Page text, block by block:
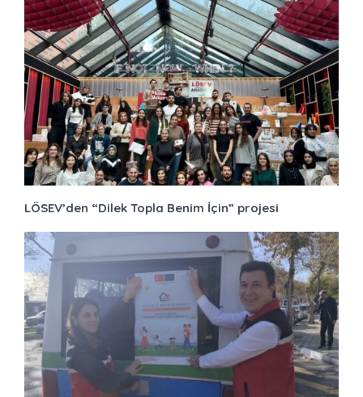
LÖSEV’den “Dilek Topla Benim İçin” projesi